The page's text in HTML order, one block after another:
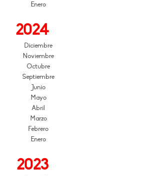
Enero
2024
Diciembre
Noviembre
Octubre
Septiembre
Junio
Mayo
Abril
Marzo
Febrero
Enero
2023